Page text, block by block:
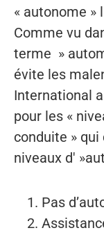
« autonome »
Comme vu
terme »
évite les
International
pour les «
conduite »
niveaux d'
Pas